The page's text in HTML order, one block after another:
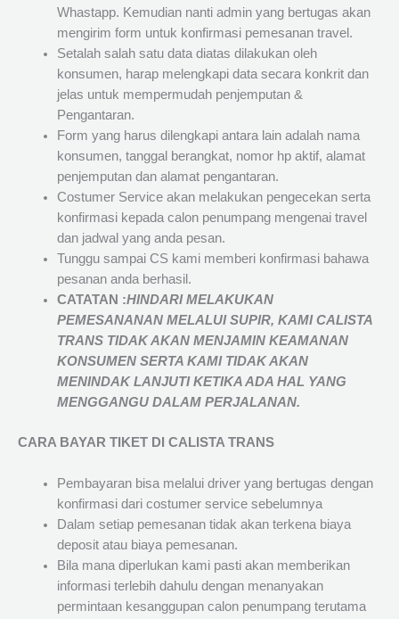
Whastapp. Kemudian nanti admin yang bertugas akan
mengirim form untuk konfirmasi pemesanan travel.
Setalah salah satu data diatas dilakukan oleh
konsumen, harap melengkapi data secara konkrit dan
jelas untuk mempermudah penjemputan &
Pengantaran.
Form yang harus dilengkapi antara lain adalah nama
konsumen, tanggal berangkat, nomor hp aktif, alamat
penjemputan dan alamat pengantaran.
Costumer Service akan melakukan pengecekan serta
konfirmasi kepada calon penumpang mengenai travel
dan jadwal yang anda pesan.
Tunggu sampai CS kami memberi konfirmasi bahawa
pesanan anda berhasil.
CATATAN :HINDARI MELAKUKAN
PEMESANANAN MELALUI SUPIR, KAMICALISTA
TRANSTIDAK AKAN MENJAMINKEAMANAN
KONSUMEN SERTA KAMI TIDAK AKAN
MENINDAK LANJUTI KETIKA ADA HAL YANG
MENGGANGU DALAM PERJALANAN.
CARA BAYAR TIKET DI CALISTA TRANS
Pembayaran bisa melalui driver yang bertugas dengan
konfirmasi dari costumer service sebelumnya
Dalam setiap pemesanan tidak akan terkena biaya
deposit atau biaya pemesanan.
Bila mana diperlukan kami pasti akan memberikan
informasi terlebih dahulu dengan menanyakan
permintaan kesanggupan calon penumpang terutama